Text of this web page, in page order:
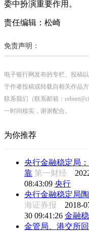
委中扮演重要作用。
责任编辑：松崎
免责声明：
电子银行网发布的专栏、投稿
于作者投稿或转载自相关作品
联系我们（联系邮箱：
一时间核实，谢谢配合。
为你推荐
央行金融稳定局
靠 第一财经
08:43:09 央行
央行金融稳定局
海证券报 2018-
30 09:41:26 金融
金管局、港交所